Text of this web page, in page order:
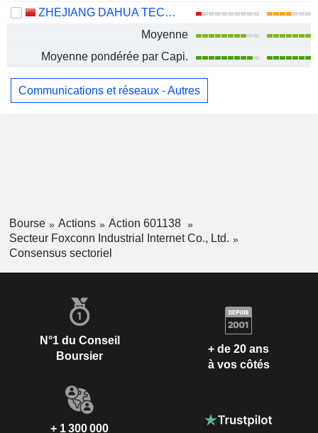
ZHEJIANG DAHUA TECHNOLOGY CO., LTD.
Moyenne
Moyenne pondérée par Capi.
Communications et réseaux - Autres
Bourse Actions
Action 601138
Secteur Foxconn Industrial Internet Co., Ltd.
Consensus sectoriel
N°1 du Conseil
Boursier
+ de 20 ans
à vos côtés
+ 1 300 000